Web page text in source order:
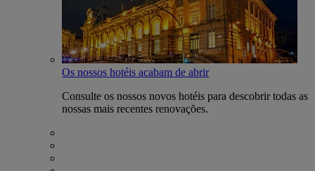
Os nossos hotéis acabam de abrir
Consulte os nossos novos hotéis para descobrir todas as
nossas mais recentes renovações.